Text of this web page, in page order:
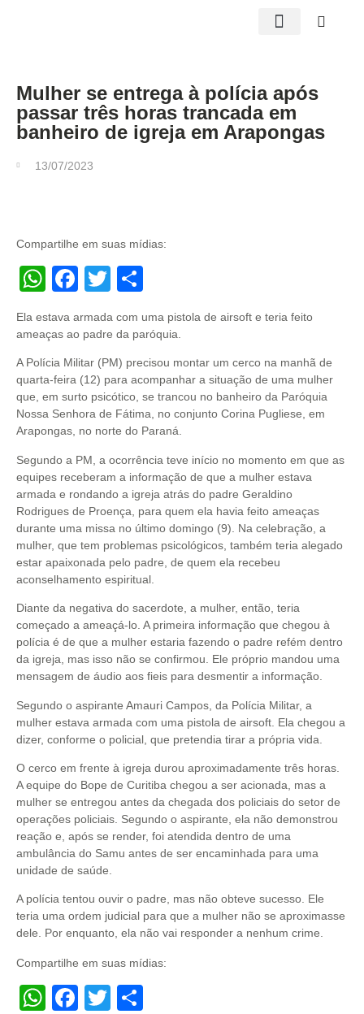
Mulher se entrega à polícia após
passar três horas trancada em
banheiro de igreja em Arapongas
13/07/2023
Compartilhe em suas mídias:
WhatsApp
Facebook
Twitter
Ela estava armada com uma pistola de airsoft e teria feito
ameaças ao padre da paróquia.
A Polícia Militar (PM) precisou montar um cerco na manhã de
quarta-feira (12) para acompanhar a situação de uma mulher
que, em surto psicótico, se trancou no banheiro da Paróquia
Nossa Senhora de Fátima, no conjunto Corina Pugliese, em
Arapongas, no norte do Paraná.
Segundo a PM, a ocorrência teve início no momento em que as
equipes receberam a informação de que a mulher estava
armada e rondando a igreja atrás do padre Geraldino
Rodrigues de Proença, para quem ela havia feito ameaças
durante uma missa no último domingo (9). Na celebração, a
mulher, que tem problemas psicológicos, também teria alegado
estar apaixonada pelo padre, de quem ela recebeu
aconselhamento espiritual.
Diante da negativa do sacerdote, a mulher, então, teria
começado a ameaçá-lo. A primeira informação que chegou à
polícia é de que a mulher estaria fazendo o padre refém dentro
da igreja, mas isso não se confirmou. Ele próprio mandou uma
mensagem de áudio aos fieis para desmentir a informação.
Segundo o aspirante Amauri Campos, da Polícia Militar, a
mulher estava armada com uma pistola de airsoft. Ela chegou a
dizer, conforme o policial, que pretendia tirar a própria vida.
O cerco em frente à igreja durou aproximadamente três horas.
A equipe do Bope de Curitiba chegou a ser acionada, mas a
mulher se entregou antes da chegada dos policiais do setor de
operações policiais. Segundo o aspirante, ela não demonstrou
reação e, após se render, foi atendida dentro de uma
ambulância do Samu antes de ser encaminhada para uma
unidade de saúde.
A polícia tentou ouvir o padre, mas não obteve sucesso. Ele
teria uma ordem judicial para que a mulher não se aproximasse
dele. Por enquanto, ela não vai responder a nenhum crime.
Compartilhe em suas mídias:
WhatsApp
Facebook
Twitter